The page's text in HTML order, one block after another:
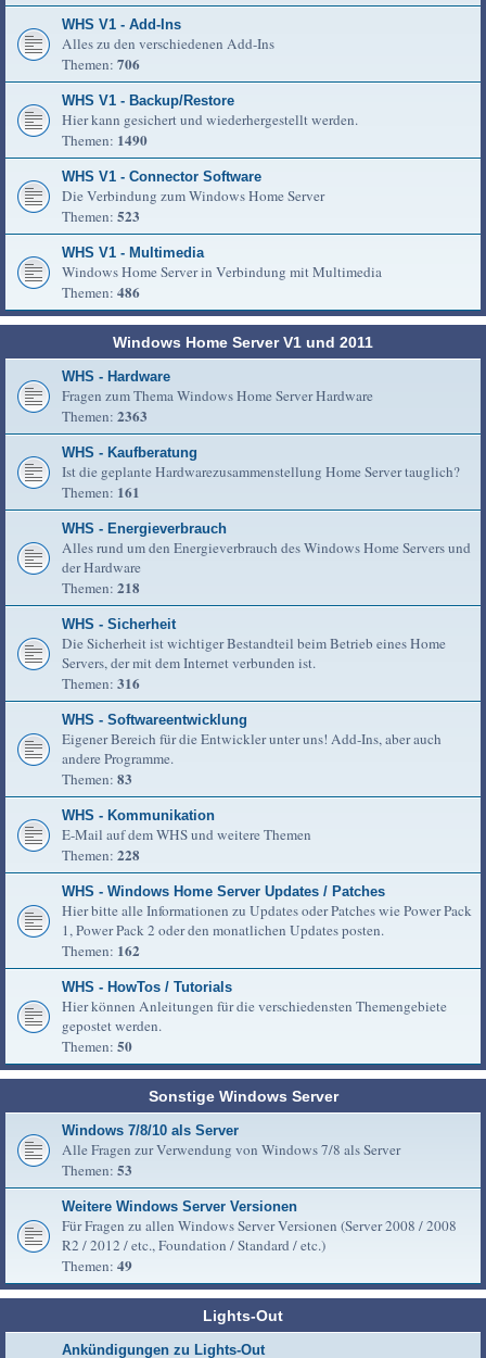
WHS V1 - Add-Ins
Alles zu den verschiedenen Add-Ins
Themen: 706
WHS V1 - Backup/Restore
Hier kann gesichert und wiederhergestellt werden.
Themen: 1490
WHS V1 - Connector Software
Die Verbindung zum Windows Home Server
Themen: 523
WHS V1 - Multimedia
Windows Home Server in Verbindung mit Multimedia
Themen: 486
Windows Home Server V1 und 2011
WHS - Hardware
Fragen zum Thema Windows Home Server Hardware
Themen: 2363
WHS - Kaufberatung
Ist die geplante Hardwarezusammenstellung Home Server tauglich?
Themen: 161
WHS - Energieverbrauch
Alles rund um den Energieverbrauch des Windows Home Servers und
der Hardware
Themen: 218
WHS - Sicherheit
Die Sicherheit ist wichtiger Bestandteil beim Betrieb eines Home
Servers, der mit dem Internet verbunden ist.
Themen: 316
WHS - Softwareentwicklung
Eigener Bereich für die Entwickler unter uns! Add-Ins, aber auch
andere Programme.
Themen: 83
WHS - Kommunikation
E-Mail auf dem WHS und weitere Themen
Themen: 228
WHS - Windows Home Server Updates / Patches
Hier bitte alle Informationen zu Updates oder Patches wie Power Pack
1, Power Pack 2 oder den monatlichen Updates posten.
Themen: 162
WHS - HowTos / Tutorials
Hier können Anleitungen für die verschiedensten Themengebiete
gepostet werden.
Themen: 50
Sonstige Windows Server
Windows 7/8/10 als Server
Alle Fragen zur Verwendung von Windows 7/8 als Server
Themen: 53
Weitere Windows Server Versionen
Für Fragen zu allen Windows Server Versionen (Server 2008 / 2008
R2 / 2012 / etc., Foundation / Standard / etc.)
Themen: 49
Lights-Out
Ankündigungen zu Lights-Out